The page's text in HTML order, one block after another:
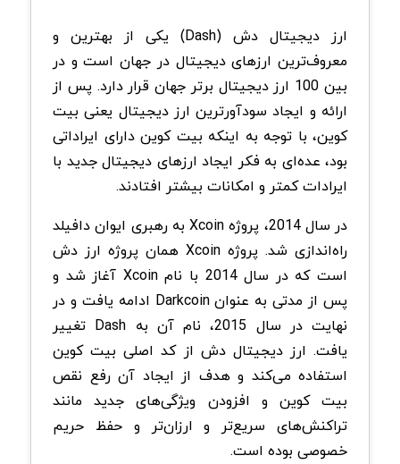
ارز دیجیتال دش (Dash) یکی از بهترین و
معروف‌ترین ارزهای دیجیتال در جهان است و در
بین 100 ارز دیجیتال برتر جهان قرار دارد. پس از
ارائه و ایجاد سودآورترین ارز دیجیتال یعنی بیت
کوین، با توجه به اینکه بیت کوین دارای ایراداتی
بود، عده‌ای به فکر ایجاد ارزهای دیجیتال جدید با
ایرادات کمتر و امکانات بیشتر افتادند.
در سال 2014، پروژه Xcoin به رهبری ایوان دافیلد
راه‌اندازی شد. پروژه Xcoin همان پروژه ارز دش
است که در سال 2014 با نام Xcoin آغاز شد و
پس از مدتی به عنوان Darkcoin ادامه یافت و در
نهایت در سال 2015، نام آن به Dash تغییر
یافت. ارز دیجیتال دش از کد اصلی بیت کوین
استفاده می‌کند و هدف از ایجاد آن رفع نقص
بیت کوین و افزودن ویژگی‌های جدید مانند
تراکنش‌های سریع‌تر و ارزان‌تر و حفظ حریم
خصوصی بوده است.